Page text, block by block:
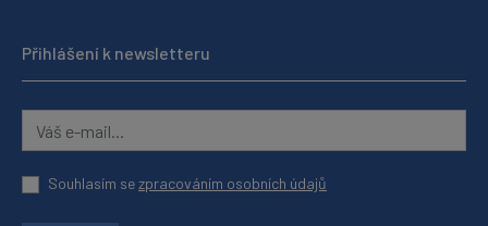
Přihlášení k newsletteru
Souhlasím sezpracováním osobních údajů